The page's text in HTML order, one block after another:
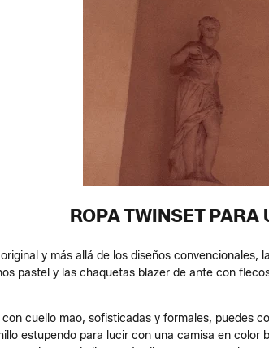
ROPA TWINSET PARA
y más allá de los diseños
pastel y las chaquetas blazer de ante con
cuello mao, sofisticadas y formales, puedes
estupendo para lucir con una camisa en